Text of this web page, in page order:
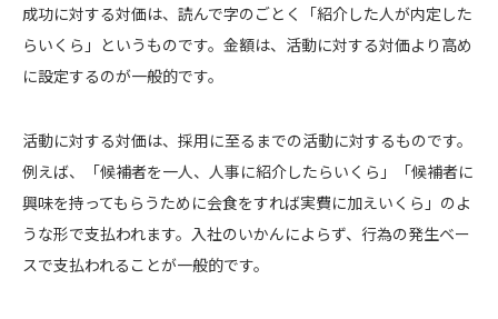
成功に対する対価は、読んで字のごとく「紹介した人が内定した
らいくら」というものです。金額は、活動に対する対価より高め
に設定するのが一般的です。
活動に対する対価は、採用に至るまでの活動に対するものです。
例えば、「候補者を一人、人事に紹介したらいくら」「候補者に
興味を持ってもらうために会食をすれば実費に加えいくら」のよ
うな形で支払われます。入社のいかんによらず、行為の発生ベー
スで支払われることが一般的です。